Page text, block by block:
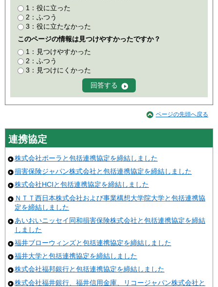
1：役に立った
2：ふつう
3：役に立たなかった
このページの情報は見つけやすかったですか？
1：見つけやすかった
2：ふつう
3：見つけにくかった
ページの先頭へ戻る
連携協定
株式会社ポーラと包括連携協定を締結しました
損害保険ジャパン株式会社と包括連携協定を締結しました
株式会社HCIと包括連携協定を締結しました
ＮＴＴ西日本株式会社および事業構想大学院大学と包括連携協
定を締結しました
あいおいニッセイ同和損害保険株式会社と包括連携協定を締結
しました
福井ブローウィンズと包括連携協定を締結しました
福井大学と包括連携協定を締結しました
株式会社福邦銀行と包括連携協定を締結しました
株式会社福井銀行、福井信用金庫、リコージャパン株式会社と